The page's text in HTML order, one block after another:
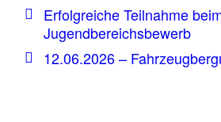
Erfolgreiche Teilnahme
Jugendbereichsbewerb
12.06.2026 –